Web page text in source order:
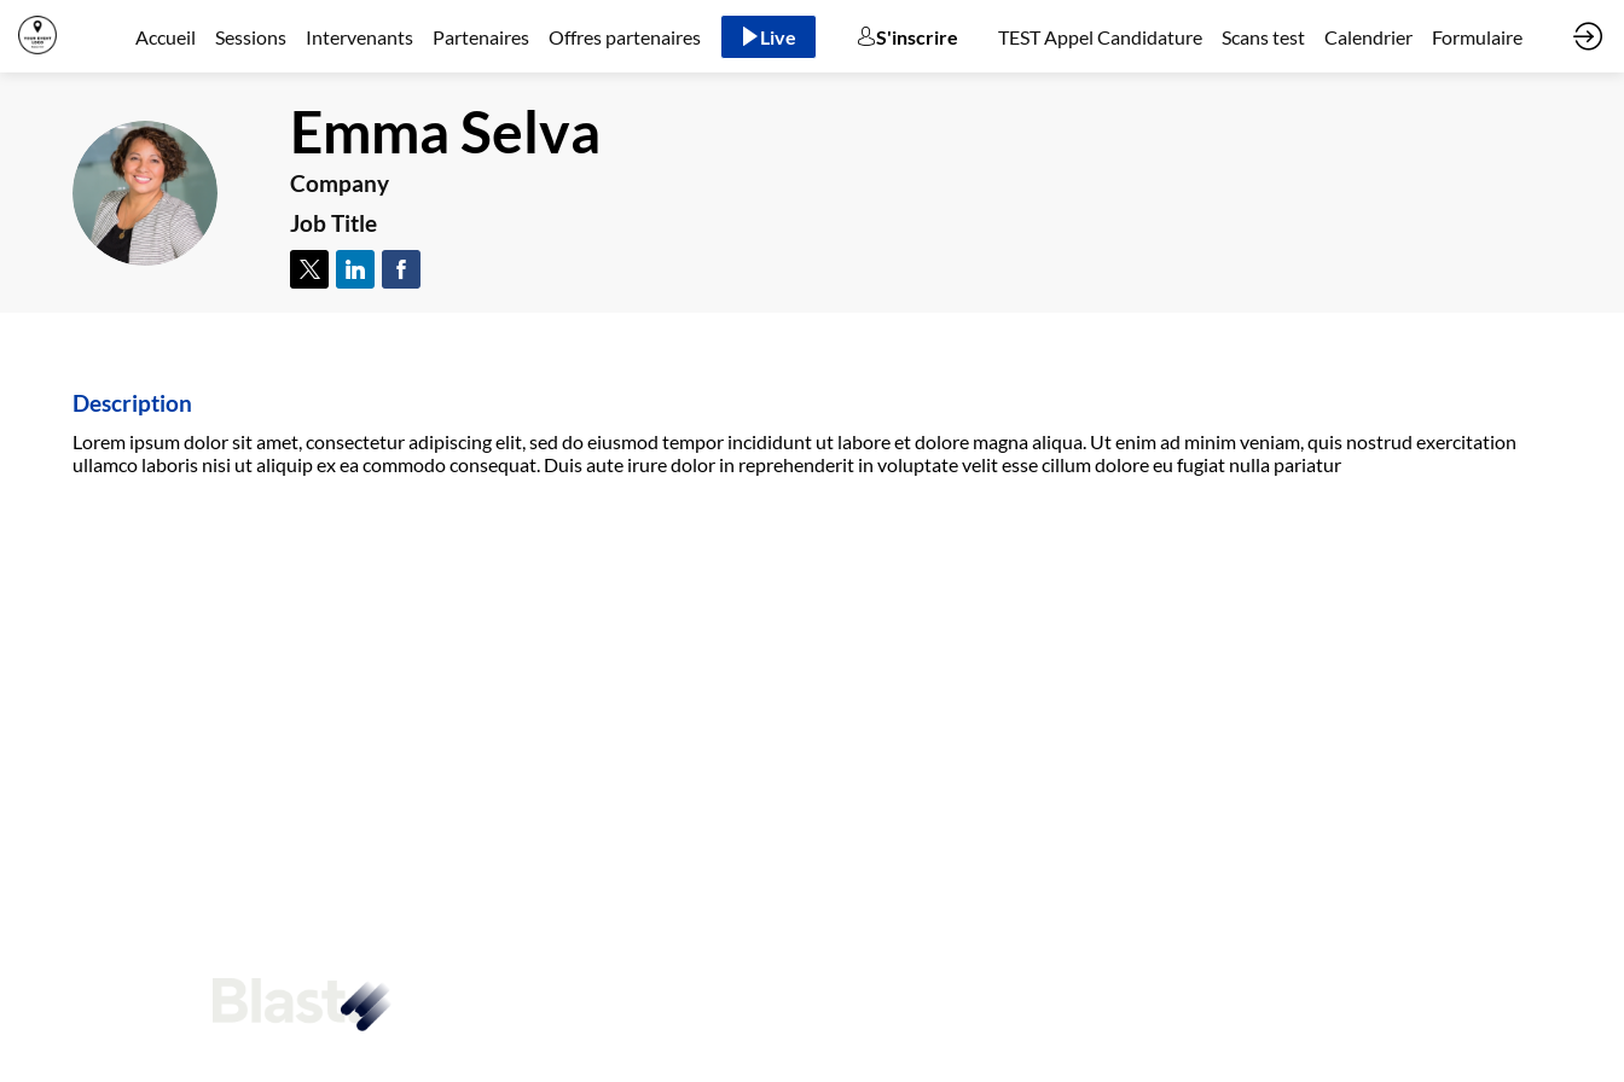
Accueil Sessions Intervenants Partenaires Offres partenaires Live S'inscrire TEST Appel Candidature Scans test Calendrier Formulaire
ES
Emma Selva
Company
Job Title
Description
Lorem ipsum dolor sit amet, consectetur adipiscing elit, sed do eiusmod tempor incididunt ut labore et dolore magna aliqua. Ut enim ad minim veniam, quis nostrud exercitation
ullamco laboris nisi ut aliquip ex ea commodo consequat. Duis aute irure dolor in reprehenderit in voluptate velit esse cillum dolore eu fugiat nulla pariatur